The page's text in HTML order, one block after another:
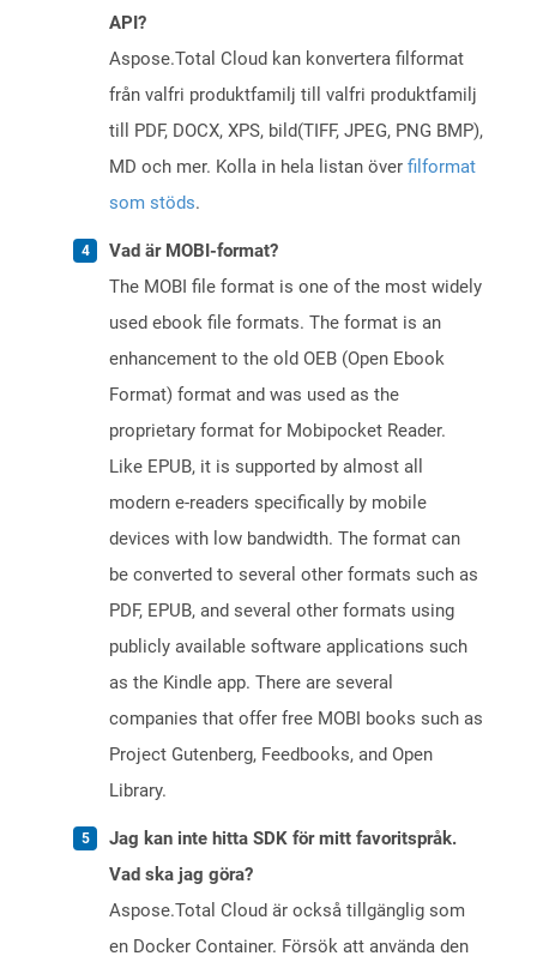
API?
Aspose.Total Cloud kan konvertera filformat
från valfri produktfamilj till valfri produktfamilj
till PDF, DOCX, XPS, bild(TIFF, JPEG, PNG BMP),
MD och mer. Kolla in hela listan över filformat
som stöds.
Vad är MOBI-format?
The MOBI file format is one of the most widely
used ebook file formats. The format is an
enhancement to the old OEB (Open Ebook
Format) format and was used as the
proprietary format for Mobipocket Reader.
Like EPUB, it is supported by almost all
modern e-readers specifically by mobile
devices with low bandwidth. The format can
be converted to several other formats such as
PDF, EPUB, and several other formats using
publicly available software applications such
as the Kindle app. There are several
companies that offer free MOBI books such as
Project Gutenberg, Feedbooks, and Open
Library.
Jag kan inte hitta SDK för mitt favoritspråk.
Vad ska jag göra?
Aspose.Total Cloud är också tillgänglig som
en Docker Container. Försök att använda den